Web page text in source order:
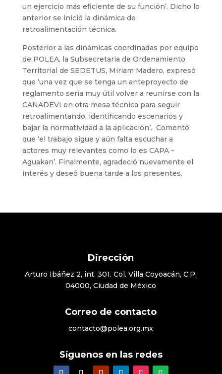
un ejercicio más eficiente de su función’. Dicho lo
anterior se inició la dinámica de
retroalimentación técnica.
Posterior a las dinámicas coordinadas por equipo
de POLEA, la Subsecretaria de Ordenamiento
Territorial de SEDETUS, Miriam Madero, expresó
que ‘una vez que se tenga un anteproyecto de
reglamento sería muy útil volver a reunirse con la
CANADEVI en otra mesa técnica para seguir
retroalimentando, identificando escenarios y
bajar la normatividad a la aplicación’. Comentó
que ‘el trabajo sigue y aún falta escuchar a
actores muy relevantes como lo es CAPA –
Aguakan’. Finalmente, agradeció nuevamente el
interés y deseó buena tarde a los presentes.
Dirección
Arturo Ibáñez 2, int. 301. Col. Villa Coyoacán, C.P.
04000, Ciudad de México
Correo de contacto
contacto@polea.org.mx
Síguenos en las redes